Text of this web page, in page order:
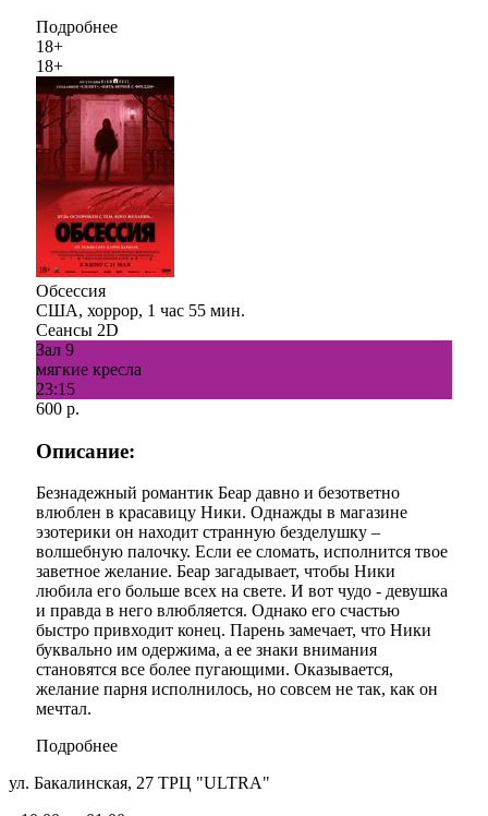
Подробнее
18+
18+
Обсессия
США, хоррор, 1 час 55 мин.
Сеансы 2D
Зал 9
мягкие кресла
23:15
600 р.
Описание:
Безнадежный романтик Беар давно и безответно
влюблен в красавицу Ники. Однажды в магазине
эзотерики он находит странную безделушку –
волшебную палочку. Если ее сломать, исполнится твое
заветное желание. Беар загадывает, чтобы Ники
любила его больше всех на свете. И вот чудо - девушка
и правда в него влюбляется. Однако его счастью
быстро привходит конец. Парень замечает, что Ники
буквально им одержима, а ее знаки внимания
становятся все более пугающими. Оказывается,
желание парня исполнилось, но совсем не так, как он
мечтал.
Подробнее
ул. Бакалинская, 27 ТРЦ "ULTRA"